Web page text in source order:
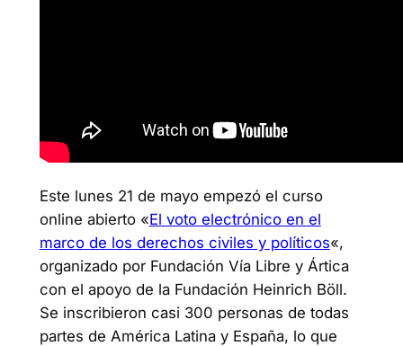
Este lunes 21 de mayo empezó el curso
online abierto «El voto electrónico en el
marco de los derechos civiles y políticos«,
organizado por Fundación Vía Libre y Ártica
con el apoyo de la Fundación Heinrich Böll.
Se inscribieron casi 300 personas de todas
partes de América Latina y España, lo que